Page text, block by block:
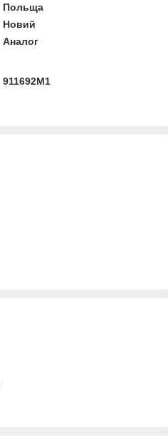
Польща
Новий
Аналог
911692M1